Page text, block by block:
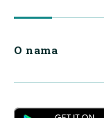
O nama